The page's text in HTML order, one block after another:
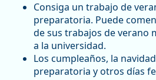
Consiga un trabajo de
preparatoria. Puede
de sus trabajos de verano
a la universidad.
Los cumpleaños, la
preparatoria y otros días